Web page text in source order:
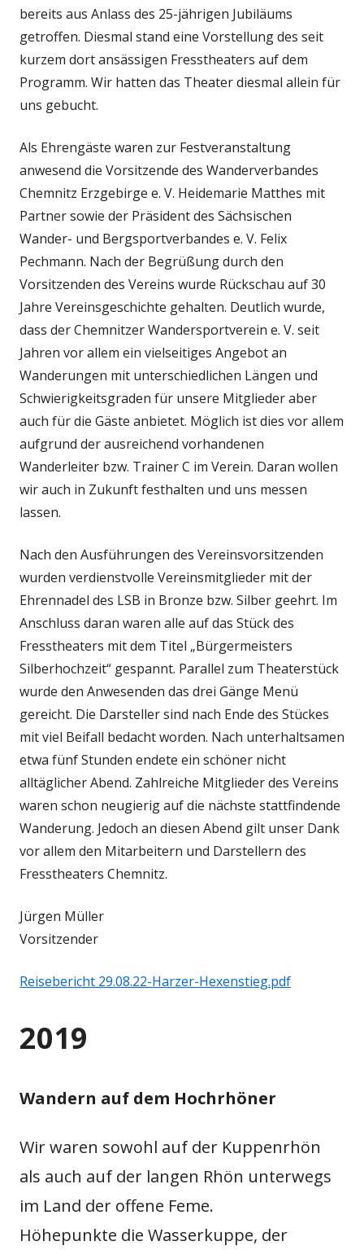
bereits aus Anlass des 25-jährigen Jubiläums
getroffen. Diesmal stand eine Vorstellung des seit
kurzem dort ansässigen Fresstheaters auf dem
Programm. Wir hatten das Theater diesmal allein für
uns gebucht.
Als Ehrengäste waren zur Festveranstaltung
anwesend die Vorsitzende des Wanderverbandes
Chemnitz Erzgebirge e. V. Heidemarie Matthes mit
Partner sowie der Präsident des Sächsischen
Wander- und Bergsportverbandes e. V. Felix
Pechmann. Nach der Begrüßung durch den
Vorsitzenden des Vereins wurde Rückschau auf 30
Jahre Vereinsgeschichte gehalten. Deutlich wurde,
dass der Chemnitzer Wandersportverein e. V. seit
Jahren vor allem ein vielseitiges Angebot an
Wanderungen mit unterschiedlichen Längen und
Schwierigkeitsgraden für unsere Mitglieder aber
auch für die Gäste anbietet. Möglich ist dies vor allem
aufgrund der ausreichend vorhandenen
Wanderleiter bzw. Trainer C im Verein. Daran wollen
wir auch in Zukunft festhalten und uns messen
lassen.
Nach den Ausführungen des Vereinsvorsitzenden
wurden verdienstvolle Vereinsmitglieder mit der
Ehrennadel des LSB in Bronze bzw. Silber geehrt. Im
Anschluss daran waren alle auf das Stück des
Fresstheaters mit dem Titel „Bürgermeisters
Silberhochzeit“ gespannt. Parallel zum Theaterstück
wurde den Anwesenden das drei Gänge Menü
gereicht. Die Darsteller sind nach Ende des Stückes
mit viel Beifall bedacht worden. Nach unterhaltsamen
etwa fünf Stunden endete ein schöner nicht
alltäglicher Abend. Zahlreiche Mitglieder des Vereins
waren schon neugierig auf die nächste stattfindende
Wanderung. Jedoch an diesen Abend gilt unser Dank
vor allem den Mitarbeitern und Darstellern des
Fresstheaters Chemnitz.
Jürgen Müller
Vorsitzender
Reisebericht 29.08.22-Harzer-Hexenstieg.pdf
2019
Wandern auf dem Hochrhöner
Wir waren sowohl auf der Kuppenrhön
als auch auf der langen Rhön unterwegs
im Land der offene Feme.
Höhepunkte die Wasserkuppe, der